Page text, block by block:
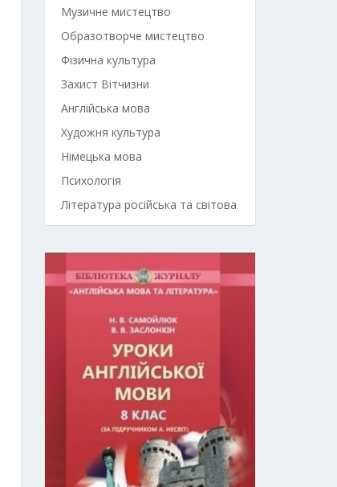
Музичне мистецтво
Образотворче мистецтво
Фізична культура
Захист Вітчизни
Англійська мова
Художня культура
Німецька мова
Психологія
Література російська та світова